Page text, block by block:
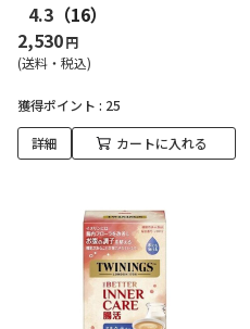
4.3 （16）
2,530円
(送料・税込)
獲得ポイント : 25
詳細 カートに入れる